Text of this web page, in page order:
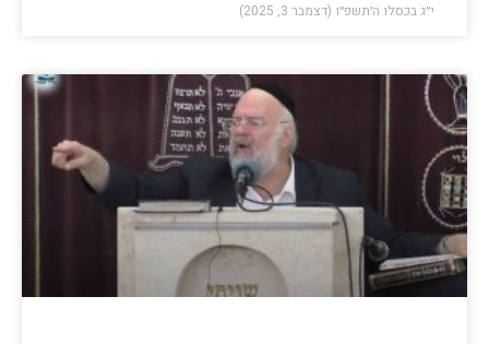
י״ג בכסלו ה׳תשפ״ו (דצמבר 3, 2025)